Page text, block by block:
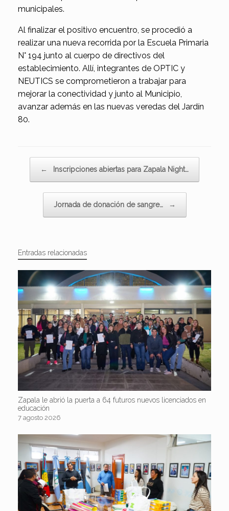
municipales.
Al finalizar el positivo encuentro, se procedió a
realizar una nueva recorrida por la Escuela Primaria
N° 194 junto al cuerpo de directivos del
establecimiento. Allí, integrantes de OPTIC y
NEUTICS se comprometieron a trabajar para
mejorar la conectividad y junto al Municipio,
avanzar además en las nuevas veredas del Jardín
80.
← Inscripciones abiertas para Zapala Night…
Jornada de donación de sangre… →
Entradas relacionadas
Zapala le abrió la puerta a 64 futuros nuevos licenciados en
educación
7 agosto 2026